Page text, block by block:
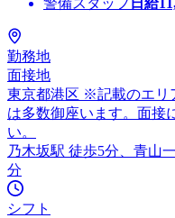
勤務地
面接地
東京都港区 ※記載のエリ
は多数御座います。面接
い。
乃木坂駅 徒歩5分、青山
分
シフト